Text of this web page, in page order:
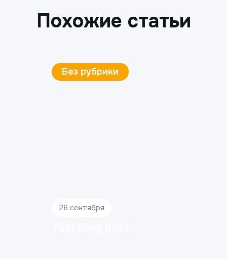
Похожие статьи
Без рубрики
26 сентября